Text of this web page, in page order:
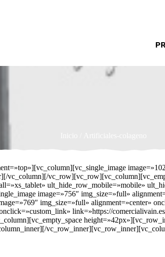
vc_column][/
ult_hide_row_mobile=»mobile»
image=»756″ img_size=»full»
img_size=»full» alignment=»center»
link=»https://